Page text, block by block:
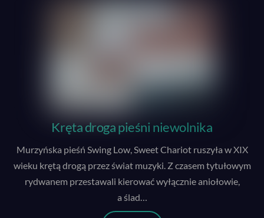
Kręta droga pieśni niewolnika
Murzyńska pieśń Swing Low, Sweet Chariot ruszyła w XIX
wieku krętą drogą przez świat muzyki. Z czasem tytułowym
rydwanem przestawali kierować wyłącznie aniołowie,
a ślad